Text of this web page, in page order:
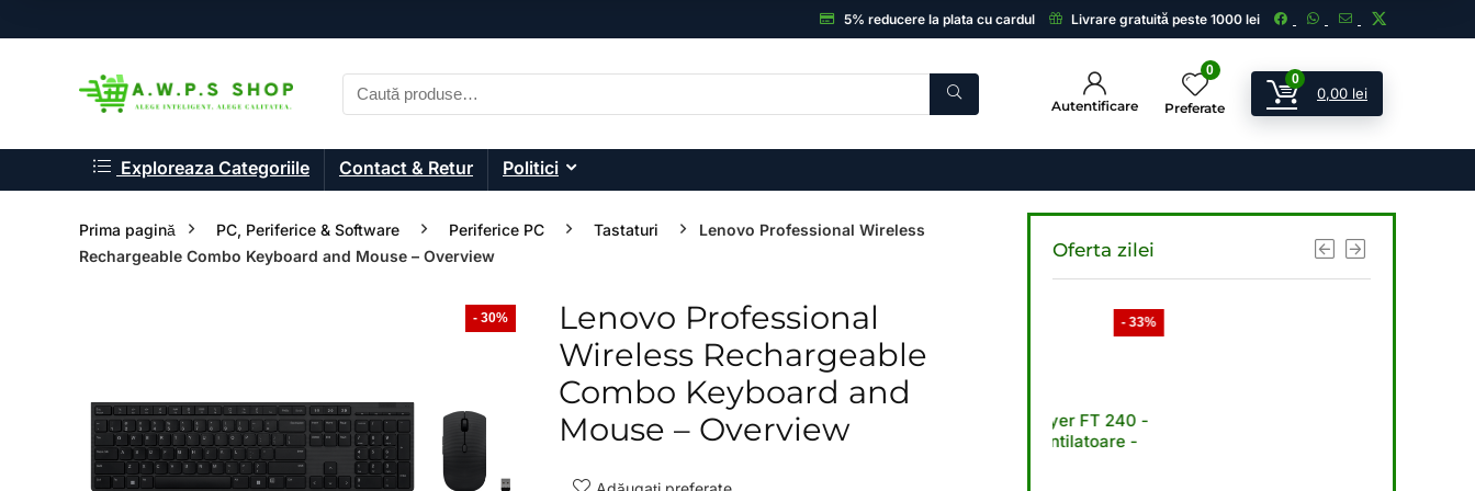
5% reducere la plata cu cardul Livrare gratuită peste 1000 lei
Autentificare
0
Preferate
0
0,00 lei
Exploreaza Categoriile Contact & Retur Politici
Prima pagină PC, Periferice & Software Periferice PC Tastaturi
Lenovo Professional Wireless
Rechargeable Combo Keyboard and Mouse – Overview
- 30%
Lenovo Professional
Wireless Rechargeable
Combo Keyboard and
Mouse – Overview
Oferta zilei
- 33%